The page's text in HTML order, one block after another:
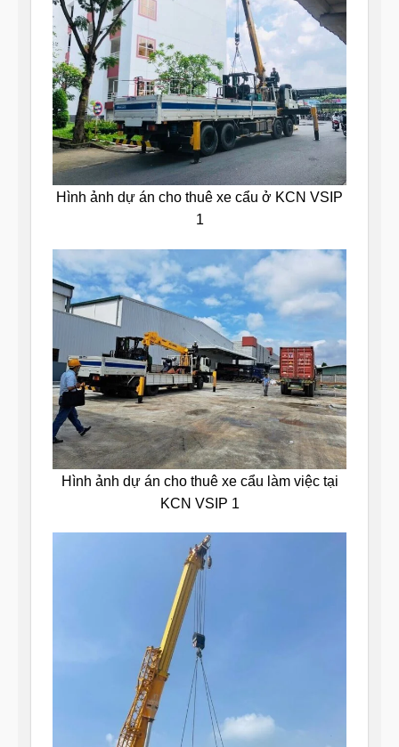
Hình ảnh dự án cho thuê xe cẩu ở KCN VSIP
1
Hình ảnh dự án cho thuê xe cẩu làm việc tại
KCN VSIP 1